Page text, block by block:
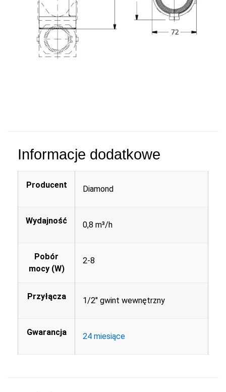
Informacje dodatkowe
Producent Diamond
Wydajność 0,8 m³/h
Pobór
mocy (W)
2-8
Przyłącza 1/2" gwint wewnętrzny
Gwarancja 24 miesiące